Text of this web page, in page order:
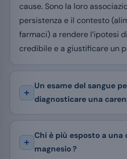
cause. Sono la loro
persistenza e il contesto
farmaci) a rendere l’ipotesi
credibile e a giustificare un
Un esame del sangue
diagnosticare una
Chi è più esposto a una
magnesio ?